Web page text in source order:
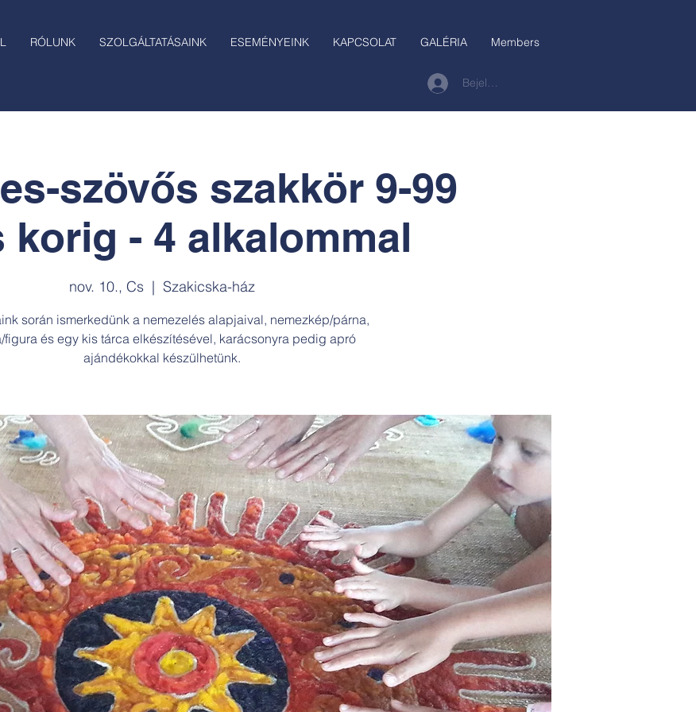
RÓLUNK SZOLGÁLTATÁSAINK ESEMÉNYEINK KAPCSOLAT GALÉRIA Members
Bejelentkezés
szövős szakkör 9-99
korig - 4 alkalommal
nov. 10., Cs
  |
Szakicska-ház
során ismerkedünk a nemezelés alapjaival, nemezkép/párna,
figura és egy kis tárca elkészítésével, karácsonyra pedig apró
ajándékokkal készülhetünk.